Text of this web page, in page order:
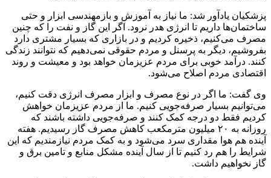
پزشکیان یادآور شد: ما نیاز به آموزش و بازمهندسی ابزار و حتی
ساختمان‌ها داریم تا انرژی هدر نرود. اگر این گاز و نفت را که چنین
مصرف می‌کنیم، ذخیره کردیم و در بازاری که بسیار مشتری دارد
بفروشیم، دیگر به پرسنل و مردم حقوقی نمی‌دهیم که نتوانند زندگی
کنند. درآمد خوبی برای مردم عزیزمان خواهد بود و معیشت و روند
اقتصادی مردم اصلاح می‌شود.
وی گفت: ما اگر در نوع مصرف و ابزار مصرف انرژی دقت کنیم،
می‌توانیم بسیار صرفه‌جویی کنیم. ما از مردم عزیزمان خواهش
کردیم فقط دو درجه کمک کنند و صرفه‌جویی داشته باشند که
روزانه به ۲۰ میلیون مترمکعب کاهش مصرف گاز رسیدیم. هفته
آینده هم هوا مقداری سرد می‌شود و به کمک مردم نیازمندیم که این
شرایط را هم رد کنیم تا از سال آینده مشکل منابع و تامین برق و
گاز نخواهیم داشت.